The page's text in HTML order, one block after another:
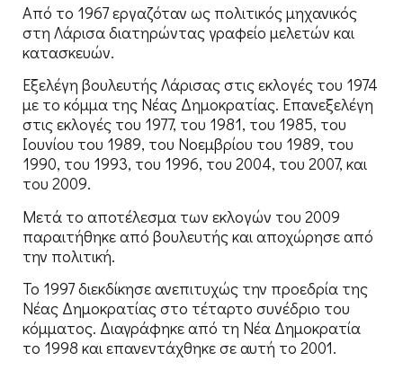
Από το 1967 εργαζόταν ως πολιτικός μηχανικός
στη Λάρισα διατηρώντας γραφείο μελετών και
κατασκευών.
Εξελέγη βουλευτής Λάρισας στις εκλογές του 1974
με το κόμμα της Νέας Δημοκρατίας. Επανεξελέγη
στις εκλογές του 1977, του 1981, του 1985, του
Ιουνίου του 1989, του Νοεμβρίου του 1989, του
1990, του 1993, του 1996, του 2004, του 2007, και
του 2009.
Μετά το αποτέλεσμα των εκλογών του 2009
παραιτήθηκε από βουλευτής και αποχώρησε από
την πολιτική.
Το 1997 διεκδίκησε ανεπιτυχώς την προεδρία της
Νέας Δημοκρατίας στο τέταρτο συνέδριο του
κόμματος. Διαγράφηκε από τη Νέα Δημοκρατία
το 1998 και επανεντάχθηκε σε αυτή το 2001.